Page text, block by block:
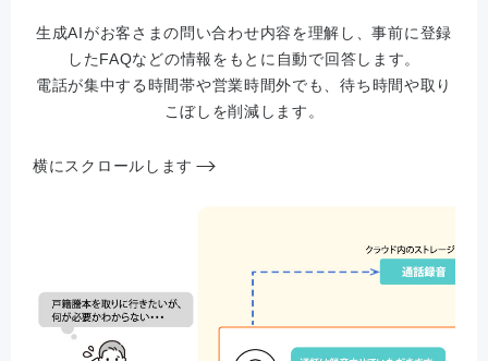
生成AIがお客さまの問い合わせ内容を理解し、事前に登録
したFAQなどの情報をもとに自動で回答します。
電話が集中する時間帯や営業時間外でも、待ち時間や取り
こぼしを削減します。
横にスクロールします